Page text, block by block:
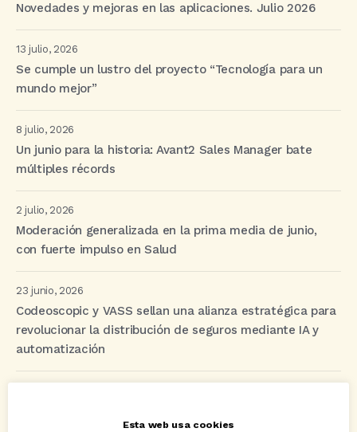
Novedades y mejoras en las aplicaciones. Julio 2026
13 julio, 2026
Se cumple un lustro del proyecto “Tecnología para un
mundo mejor”
8 julio, 2026
Un junio para la historia: Avant2 Sales Manager bate
múltiples récords
2 julio, 2026
Moderación generalizada en la prima media de junio,
con fuerte impulso en Salud
23 junio, 2026
Codeoscopic y VASS sellan una alianza estratégica para
revolucionar la distribución de seguros mediante IA y
automatización
Esta web usa cookies